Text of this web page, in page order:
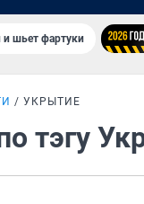
шьет фартуки
УКРЫТИЕ
тэгу